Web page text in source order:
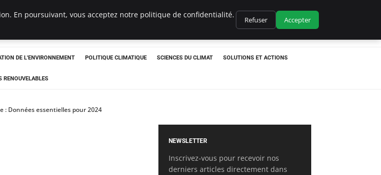
DE L'ENVIRONNEMENT POLITIQUE CLIMATIQUE SCIENCES DU CLIMAT SOLUTIONS ET ACTIONS
RENOUVELABLES
: Données essentielles pour 2024
NEWSLETTER
Inscrivez-vous pour recevoir nos
derniers articles directement dans
En poursuivant, vous acceptez notre politique de confidentialité.
Refuser Accepter